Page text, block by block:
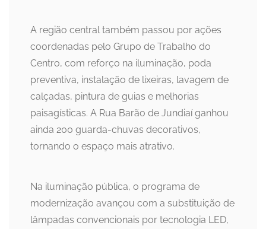
A região central também passou por ações
coordenadas pelo Grupo de Trabalho do
Centro, com reforço na iluminação, poda
preventiva, instalação de lixeiras, lavagem de
calçadas, pintura de guias e melhorias
paisagísticas. A Rua Barão de Jundiaí ganhou
ainda 200 guarda-chuvas decorativos,
tornando o espaço mais atrativo.
Na iluminação pública, o programa de
modernização avançou com a substituição de
lâmpadas convencionais por tecnologia LED,